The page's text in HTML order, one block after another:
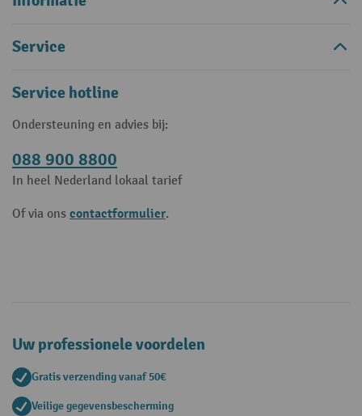
Service
Service hotline
Ondersteuning en advies bij:
088 900 8800
In heel Nederland lokaal tarief
Of via ons contactformulier.
Uw professionele voordelen
Gratis verzending vanaf 50€
Veilige gegevensbescherming